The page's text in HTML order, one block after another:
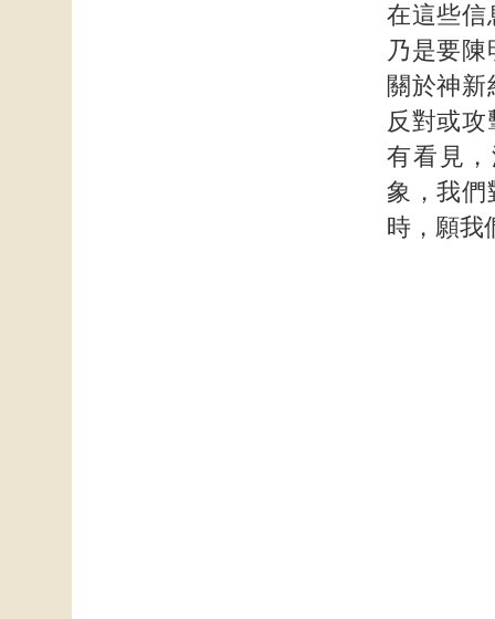
在這些信
乃是要
關於神
反對或
有看見
象，我們
時，願我